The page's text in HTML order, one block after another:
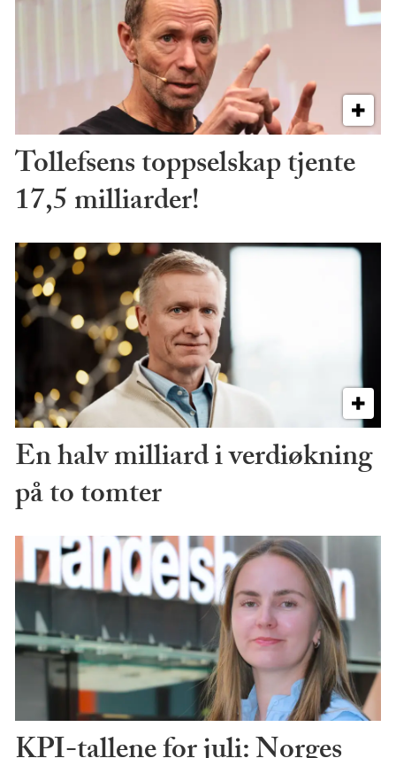
Tollefsens toppselskap tjente
17,5 milliarder!
En halv milliard i verdiøkning
på to tomter